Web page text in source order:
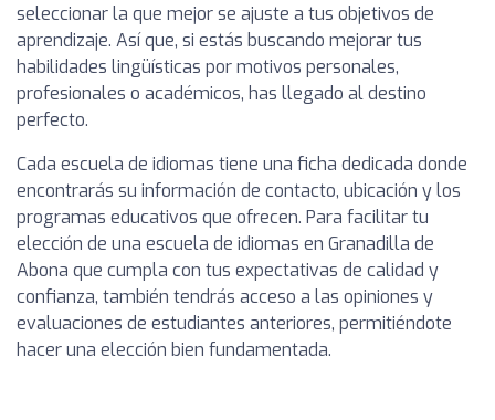
seleccionar la que mejor se ajuste a tus objetivos de
aprendizaje. Así que, si estás buscando mejorar tus
habilidades lingüísticas por motivos personales,
profesionales o académicos, has llegado al destino
perfecto.
Cada escuela de idiomas tiene una ficha dedicada donde
encontrarás su información de contacto, ubicación y los
programas educativos que ofrecen. Para facilitar tu
elección de una escuela de idiomas en Granadilla de
Abona que cumpla con tus expectativas de calidad y
confianza, también tendrás acceso a las opiniones y
evaluaciones de estudiantes anteriores, permitiéndote
hacer una elección bien fundamentada.